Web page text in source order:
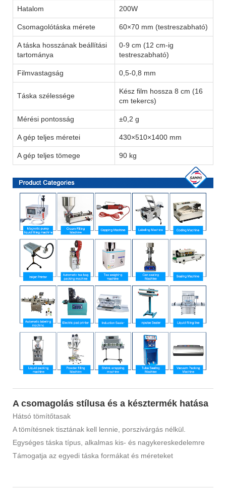
Hatalom 200W
Csomagolótáska mérete 60×70 mm (testreszabható)
A táska hosszának beállítási
tartománya
0-9 cm (12 cm-ig
testreszabható)
Filmvastagság 0,5-0,8 mm
Táska szélessége
Kész film hossza 8 cm (16
cm tekercs)
Mérési pontosság ±0,2 g
A gép teljes méretei 430×510×1400 mm
A gép teljes tömege 90 kg
A csomagolás stílusa és a késztermék hatása
Hátsó tömítőtasak
A tömítésnek tisztának kell lennie, porszivárgás nélkül.
Egységes táska típus, alkalmas kis- és nagykereskedelemre
Támogatja az egyedi táska formákat és méreteket